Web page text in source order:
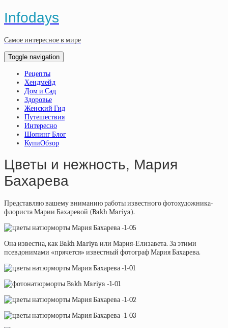
Infodays
Самое интересное в мире
Toggle navigation
Рецепты
Хендмейд
Дом и Сад
Здоровье
Женский Гид
Путешествия
Интересно
Шопинг Блог
КупиОбзор
Цветы и нежность, Мария
Бахарева
Представляю вашему вниманию работы известного фотохудожника-
флориста Марии Бахаревой (Bakh Mariya).
Она известна, как Bakh Mariya или Мария-Елизавета. За этими
псевдонимами «прячется» известный фотограф Мария Бахарева.